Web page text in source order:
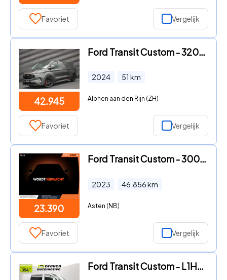
Favoriet Vergelijk
42.945
Ford Transit Custom - 320 2.0 TDCI L2H1 Limited 170PK JB- EDITION / DRIVER ASSISTA
2024 51 km
Alphen aan den Rijn (ZH)
Favoriet Vergelijk
23.390
Ford Transit Custom - 300 2.0 TDCI L2H1 Trend Navigatie Parkeersensoren Camera
2023 46.856km
Asten (NB)
Favoriet Vergelijk
Ford Transit Custom - L1H1 PHEV | Airco | Cruise | 3 Zits | Camera | Carplay | Par